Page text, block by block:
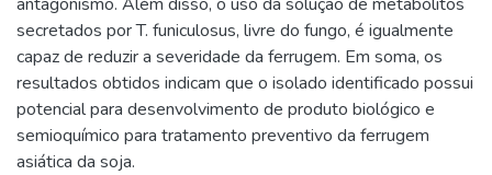
secretados por T. funiculosus, livre do fungo, é igualmente
capaz de reduzir a severidade da ferrugem. Em soma, os
resultados obtidos indicam que o isolado identificado possui
potencial para desenvolvimento de produto biológico e
semioquímico para tratamento preventivo da ferrugem
asiática da soja.